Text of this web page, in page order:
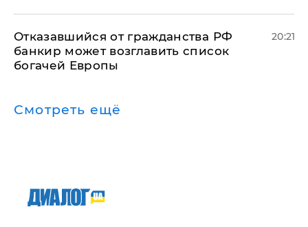
Отказавшийся от гражданства РФ
банкир может возглавить список
богачей Европы
20:21
Смотреть ещё